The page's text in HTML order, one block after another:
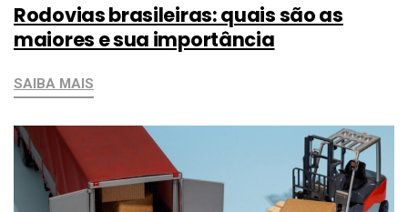
Rodovias brasileiras: quais são as
maiores e sua importância
SAIBA MAIS